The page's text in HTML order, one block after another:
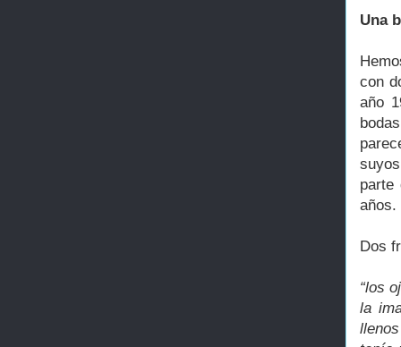
Una
con
año
parte
años.
Dos
“los
la